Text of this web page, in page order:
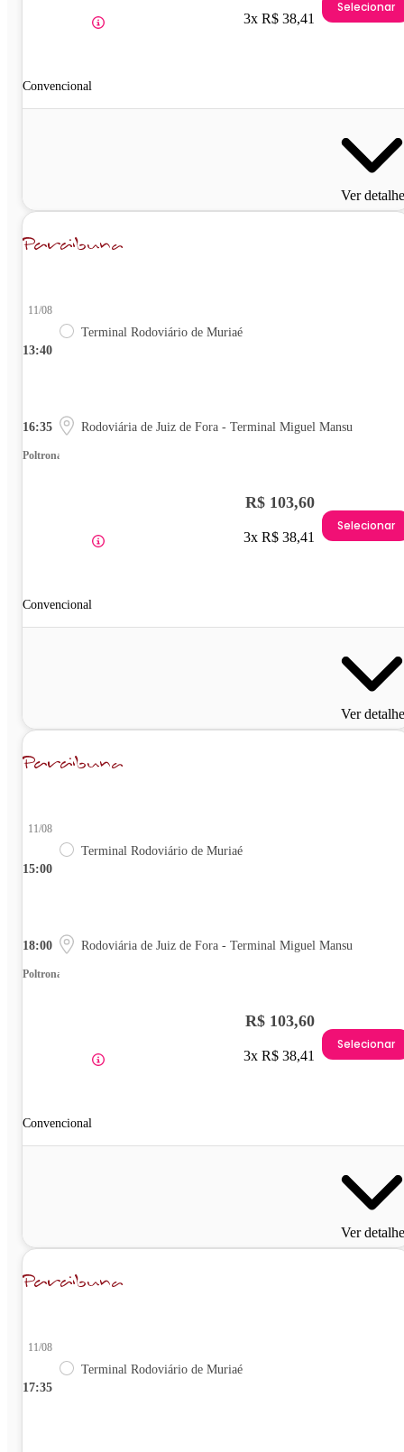
Convencional
3x R$ 38,41
Selecionar
Ver
13:40
11/08
Terminal Rodoviário de Muriaé
16:35 Rodoviária de Juiz de Fora - Terminal Miguel Mansu
Poltrona
Convencional
R$ 103,60
3x R$ 38,41
Selecionar
Ver
15:00
11/08
Terminal Rodoviário de Muriaé
18:00 Rodoviária de Juiz de Fora - Terminal Miguel Mansu
Poltrona
Convencional
R$ 103,60
3x R$ 38,41
Selecionar
Ver
17:35
11/08
Terminal Rodoviário de Muriaé